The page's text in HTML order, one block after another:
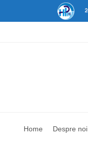
Home Despre noi